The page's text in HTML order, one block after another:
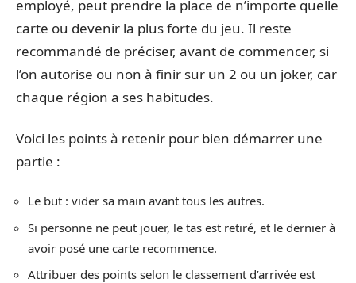
employé, peut prendre la place de n’importe quelle
carte ou devenir la plus forte du jeu. Il reste
recommandé de préciser, avant de commencer, si
l’on autorise ou non à finir sur un 2 ou un joker, car
chaque région a ses habitudes.
Voici les points à retenir pour bien démarrer une
partie :
Le but : vider sa main avant tous les autres.
Si personne ne peut jouer, le tas est retiré, et le dernier à
avoir posé une carte recommence.
Attribuer des points selon le classement d’arrivée est